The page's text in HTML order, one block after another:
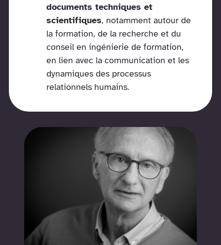
documents techniques et
scientifiques, notamment autour de
la formation, de la recherche et du
conseil en ingénierie de formation,
en lien avec la communication et les
dynamiques des processus
relationnels humains.